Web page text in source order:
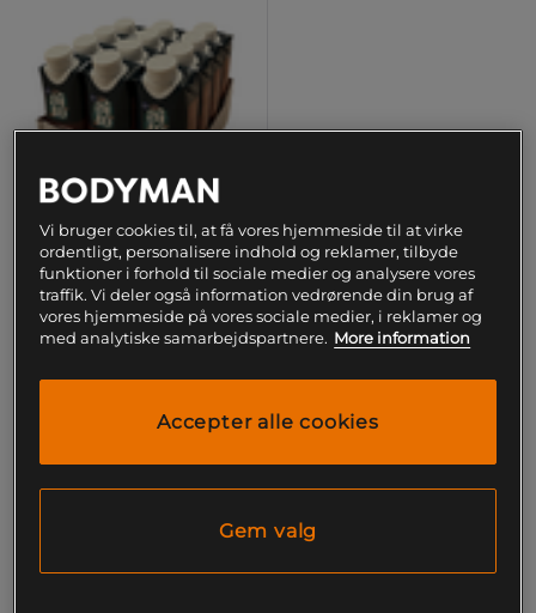
12 x Aito Proteindryck 250
+ 1 variant
Side 1 af 1
Vi bruger cookies til, at få vores hjemmeside til at virke
ordentligt, personalisere indhold og reklamer, tilbyde
funktioner i forhold til sociale medier og analysere vores
traffik. Vi deler også information vedrørende din brug af
vores hjemmeside på vores sociale medier, i reklamer og
med analytiske samarbejdspartnere. More information
Accepter alle cookies
Gem valg